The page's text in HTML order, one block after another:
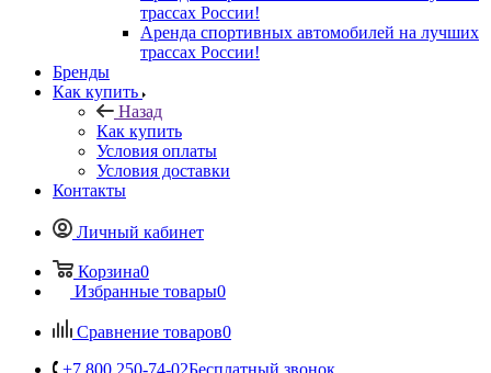
трассах России!
Аренда спортивных автомобилей на лучших
трассах России!
Бренды
Как купить
Назад
Как купить
Условия оплаты
Условия доставки
Контакты
Личный кабинет
Корзина0
Избранные товары0
Сравнение товаров0
+7 800 250-74-02Бесплатный звонок